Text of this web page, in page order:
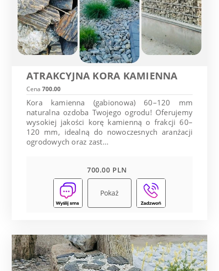
ATRAKCYJNA KORA KAMIENNA
Cena 700.00
Kora kamienna (gabionowa) 60–120 mm
naturalna ozdoba Twojego ogrodu! Oferujemy
wysokiej jakości korę kamienną o frakcji 60–
120 mm, idealną do nowoczesnych aranżacji
ogrodowych oraz zast...
700.00 PLN
Pokaż